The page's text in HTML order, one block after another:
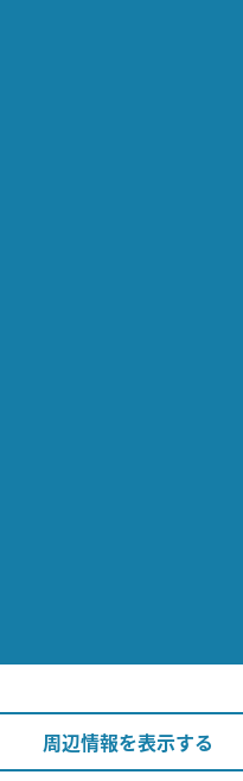
周辺情報を表示する